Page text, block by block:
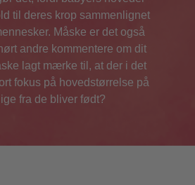
til deres krop sammenlignet
Måske er det også
andre kommentere om dit
lagt mærke til, at der i det
fokus på hovedstørrelse på
fra de bliver født?